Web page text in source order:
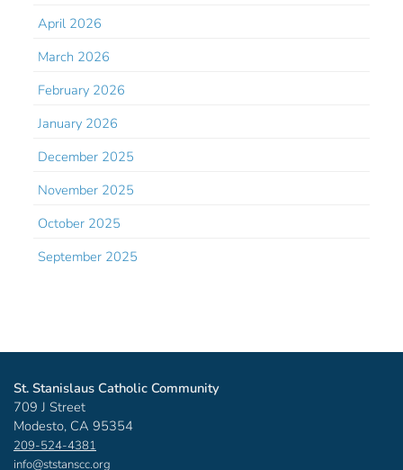
April 2026
March 2026
February 2026
January 2026
December 2025
November 2025
October 2025
September 2025
St. Stanislaus Catholic Community
709 J Street
Modesto, CA 95354
209-524-4381
info@ststanscc.org